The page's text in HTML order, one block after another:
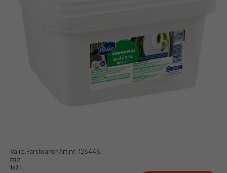
Valio Färskvaror Art.nr. 126446
FRP
1x2 l